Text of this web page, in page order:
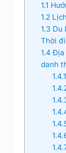
1.1
1.2
1.3 Du
Thời
1.4 Địa
danh
1.4.1